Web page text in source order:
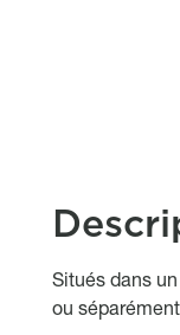
body
Situés dans
ou